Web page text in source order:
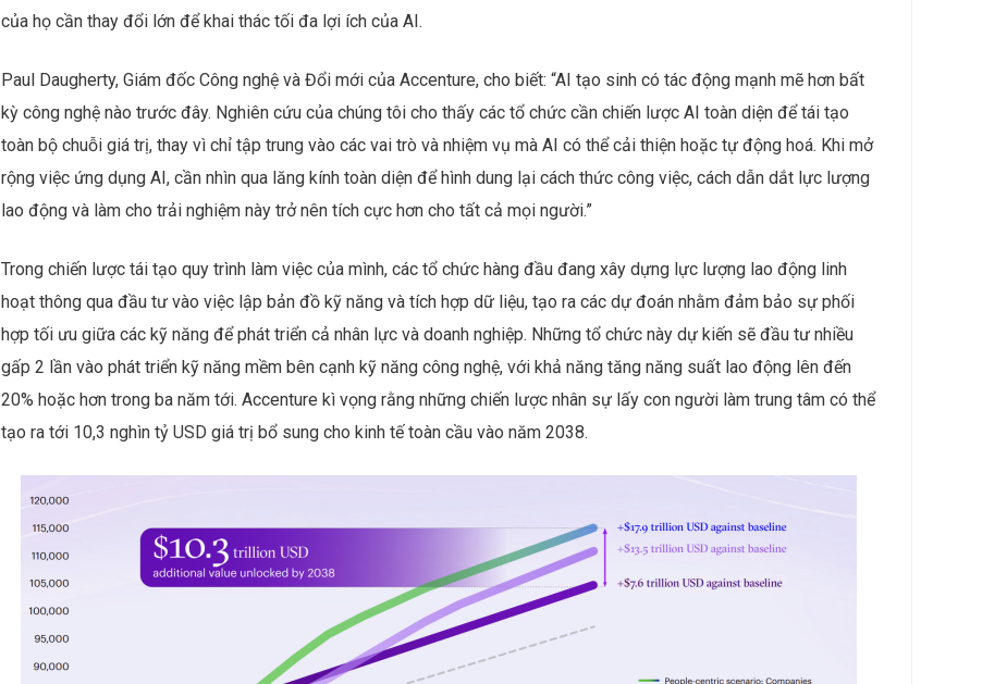
của họ cần thay đổi lớn để khai thác tối đa lợi ích của AI.
Paul Daugherty, Giám đốc Công nghệ và Đổi mới của Accenture, cho biết: “AI tạo sinh có tác động mạnh mẽ hơn bất
kỳ công nghệ nào trước đây. Nghiên cứu của chúng tôi cho thấy các tổ chức cần chiến lược AI toàn diện để tái tạo
toàn bộ chuỗi giá trị, thay vì chỉ tập trung vào các vai trò và nhiệm vụ mà AI có thể cải thiện hoặc tự động hoá. Khi mở
rộng việc ứng dụng AI, cần nhìn qua lăng kính toàn diện để hình dung lại cách thức công việc, cách dẫn dắt lực lượng
lao động và làm cho trải nghiệm này trở nên tích cực hơn cho tất cả mọi người.”
Trong chiến lược tái tạo quy trình làm việc của mình, các tổ chức hàng đầu đang xây dựng lực lượng lao động linh
hoạt thông qua đầu tư vào việc lập bản đồ kỹ năng và tích hợp dữ liệu, tạo ra các dự đoán nhằm đảm bảo sự phối
hợp tối ưu giữa các kỹ năng để phát triển cả nhân lực và doanh nghiệp. Những tổ chức này dự kiến sẽ đầu tư nhiều
gấp 2 lần vào phát triển kỹ năng mềm bên cạnh kỹ năng công nghệ, với khả năng tăng năng suất lao động lên đến
20% hoặc hơn trong ba năm tới. Accenture kì vọng rằng những chiến lược nhân sự lấy con người làm trung tâm có thể
tạo ra tới 10,3 nghìn tỷ USD giá trị bổ sung cho kinh tế toàn cầu vào năm 2038.